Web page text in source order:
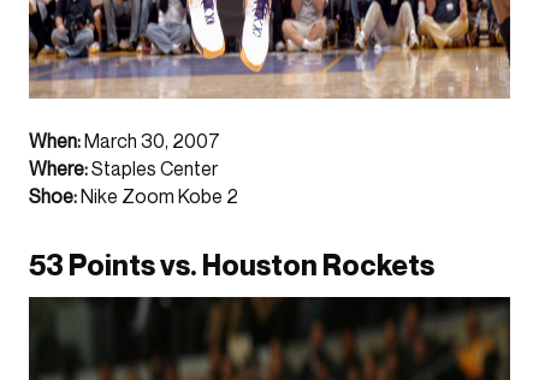
When:March 30, 2007
Where:Staples Center
Shoe:Nike Zoom Kobe 2
53 Points vs. Houston Rockets